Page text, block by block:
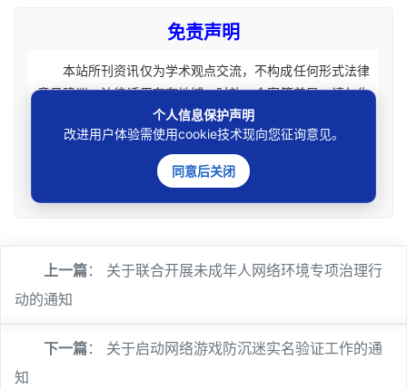
免责声明
本站所刊资讯仅为学术观点交流，不构成任何形式法律
意见建议。法律适用存在地域、时效、个案等差异，请勿生
搬硬套处理具体个案纠纷，由此产生的一切法律后果皆由您
自担全责。如您有相关法律事务需要办理请联系咨询专业执
业律师获取针对性法律意见。本站刊载内容版权归原权利
人，如涉及您的权益可联系处理。
上一篇： 关于联合开展未成年人网络环境专项治理行
动的通知
下一篇： 关于启动网络游戏防沉迷实名验证工作的通
知
个人信息保护声明
改进用户体验需使用cookie技术现向您征询意见。
同意后关闭